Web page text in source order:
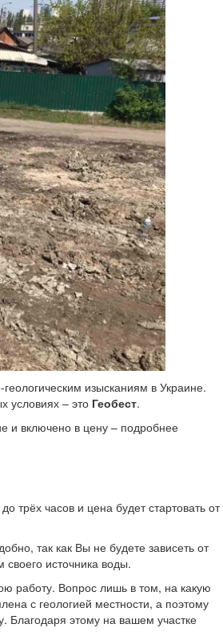
изысканиям в Украине.
условиях – это Геобест.
и включено в цену – подробнее
трёх часов и цена будет стартовать от
так как Вы не будете зависеть от
источника воды.
работу. Вопрос лишь в том, на какую
с геологией местности, а поэтому
этому на вашем участке